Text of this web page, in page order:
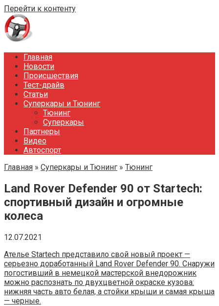
Перейти к контенту
Главная
Новости
Происшествия
Тест-драйв
Статьи
Суперкары и Тюнинг
Тюнинг
Суперкары
Партнеры
Видео
Автоспорт
Главная » Суперкары и Тюнинг » Тюнинг
Land Rover Defender 90 от Startech:
спортивный дизайн и огромные
колеса
12.07.2021
Ателье Startech представило свой новый проект —
серьезно доработанный Land Rover Defender 90. Снаружи
погостивший в немецкой мастерской внедорожник
можно распознать по двухцветной окраске кузова:
нижняя часть авто белая, а стойки крыши и самая крыша
— черные.